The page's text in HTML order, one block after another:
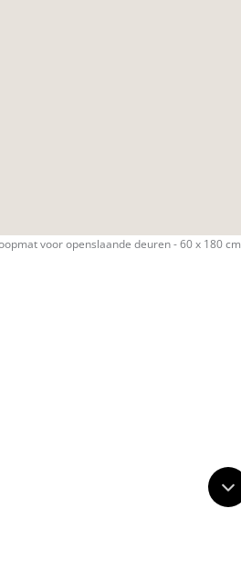
voor openslaande deuren - 60 x 180 cm